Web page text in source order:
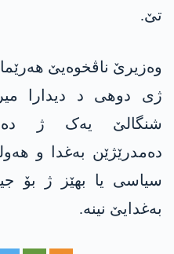
تێ.
وەزیرێ ناڤخوەیێ
ژی دوھی د دیدارا
شنگالێ یەک ژ
دەمدرێژێن بەغدا و
سیاسی یا بھێز ژ بۆ
بەغدایێ نینە.